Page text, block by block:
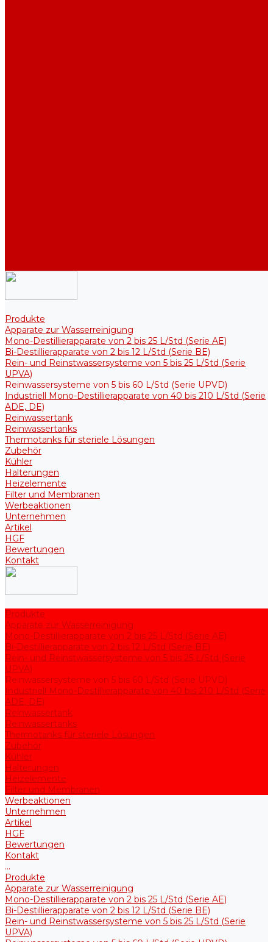
Produkte
Apparate zur Wasserreinigung
Mono-Destillierapparate von 2 bis 25 L/Std (Serie AE)
Bi-Destillierapparate von 2 bis 12 L/Std (Serie BE)
Rein- und Reinstwassersysteme von 5 bis 25 L/Std (Serie
UPVA)
Reinwassersysteme von 5 bis 60 L/Std (Serie UPVD)
Industriell Mono-Destillierapparate von 40 bis 210 L/Std (Serie
ADE, DE)
Reinwassertank
Reinwassertanks
Thermotanks für steriele Lösungen
Zubehör
Kühler
Halterungen
Heizelemente
Filter und Membranen
Werbeaktionen
Unternehmen
Artikel
HGF
Bewertungen
Kontakt
Produkte
Apparate zur Wasserreinigung
Mono-Destillierapparate von 2 bis 25 L/Std (Serie AE)
Bi-Destillierapparate von 2 bis 12 L/Std (Serie BE)
Rein- und Reinstwassersysteme von 5 bis 25 L/Std (Serie
UPVA)
Reinwassersysteme von 5 bis 60 L/Std (Serie UPVD)
Industriell Mono-Destillierapparate von 40 bis 210 L/Std (Serie
ADE, DE)
Reinwassertank
Reinwassertanks
Thermotanks für steriele Lösungen
Zubehör
Kühler
Halterungen
Heizelemente
Filter und Membranen
Werbeaktionen
Unternehmen
Artikel
HGF
Bewertungen
Kontakt
...
Produkte
Apparate zur Wasserreinigung
Mono-Destillierapparate von 2 bis 25 L/Std (Serie AE)
Bi-Destillierapparate von 2 bis 12 L/Std (Serie BE)
Rein- und Reinstwassersysteme von 5 bis 25 L/Std (Serie
UPVA)